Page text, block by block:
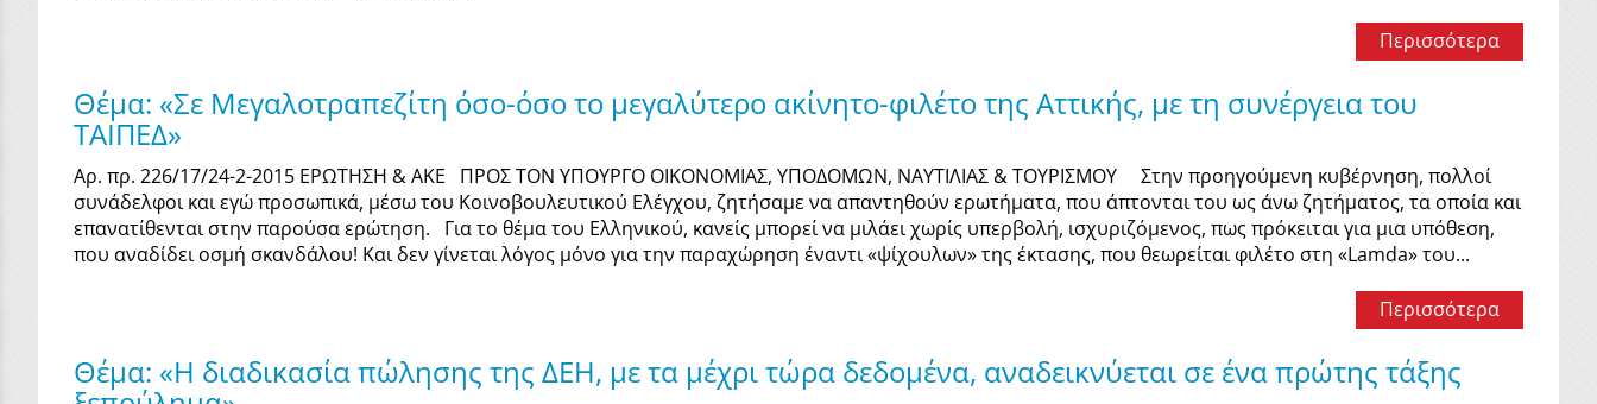
Περισσότερα
Θέμα: «Σε Μεγαλοτραπεζίτη όσο-όσο το μεγαλύτερο ακίνητο-φιλέτο της Αττικής, με τη συνέργεια του
ΤΑΙΠΕΔ»
Αρ. πρ. 226/17/24-2-2015 ΕΡΩΤΗΣΗ & ΑΚΕ ΠΡΟΣ ΤΟΝ ΥΠΟΥΡΓΟ ΟΙΚΟΝΟΜΙΑΣ, ΥΠΟΔΟΜΩΝ, ΝΑΥΤΙΛΙΑΣ & ΤΟΥΡΙΣΜΟΥ Στην προηγούμενη κυβέρνηση, πολλοί
συνάδελφοι και εγώ προσωπικά, μέσω του Κοινοβουλευτικού Ελέγχου, ζητήσαμε να απαντηθούν ερωτήματα, που άπτονται του ως άνω ζητήματος, τα οποία και
επανατίθενται στην παρούσα ερώτηση. Για το θέμα του Ελληνικού, κανείς μπορεί να μιλάει χωρίς υπερβολή, ισχυριζόμενος, πως πρόκειται για μια υπόθεση,
που αναδίδει οσμή σκανδάλου! Και δεν γίνεται λόγος μόνο για την παραχώρηση έναντι «ψίχουλων» της έκτασης, που θεωρείται φιλέτο στη «Lamda» του...
Περισσότερα
Θέμα: «Η διαδικασία πώλησης της ΔΕΗ, με τα μέχρι τώρα δεδομένα, αναδεικνύεται σε ένα πρώτης τάξης